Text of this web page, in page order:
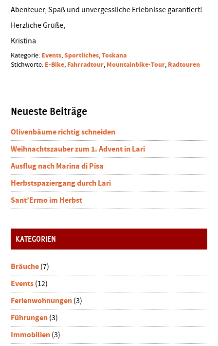
Abenteuer, Spaß und unvergessliche Erlebnisse garantiert!
Herzliche Grüße,
Kristina
Kategorie: Events,Sportliches,Toskana
Stichworte: E-Bike, Fahrradtour, Mountainbike-Tour, Radtouren
Seitenspalte
Neueste Beiträge
Olivenbäume richtig schneiden
Weihnachtszauber zum 1. Advent in Lari
Ausflug nach Marina di Pisa
Herbstspaziergang durch Lari
Sant’Ermo im Herbst
KATEGORIEN
Bräuche (7)
Events (12)
Ferienwohnungen (3)
Führungen (3)
Immobilien (3)